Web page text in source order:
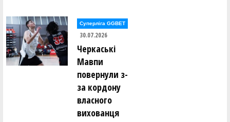
Евеліна Ринзак ()
Владислав Рогозін ()
Іван Росквас ()
Глєб Рудаков ()
Ганна Руденко ()
Суперліга GGBET
30.07.2026
Черкаські
Мавпи
повернули з-
за кордону
власного
вихованця